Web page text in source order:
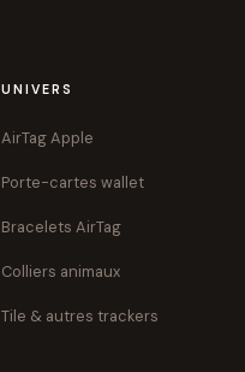
UNIVERS
AirTag Apple
Porte-cartes wallet
Bracelets AirTag
Colliers animaux
Tile & autres trackers